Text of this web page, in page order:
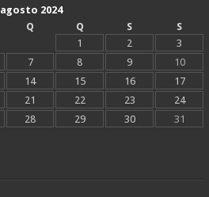
agosto 2024
Q Q S
S
1
2
3
7 8 9
10
14 15 16
17
21 22 23
24
28 29 30
31